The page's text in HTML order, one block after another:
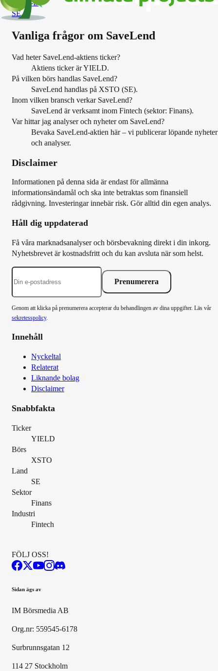
INVE-B
SE
Vanliga frågor om SaveLend
Vad heter SaveLend-aktiens ticker?
Aktiens ticker är YIELD.
På vilken börs handlas SaveLend?
SaveLend handlas på XSTO (SE).
Inom vilken bransch verkar SaveLend?
SaveLend är verksamt inom Fintech (sektor: Finans).
Var hittar jag analyser och nyheter om SaveLend?
Bevaka SaveLend-aktien här – vi publicerar löpande nyheter
och analyser.
Disclaimer
Informationen på denna sida är endast för allmänna
informationsändamål och ska inte betraktas som finansiell
rådgivning. Investeringar innebär risk. Gör alltid din egen analys.
Håll dig uppdaterad
Få våra marknadsanalyser och börsbevakning direkt i din inkorg.
Nyhetsbrevet är kostnadsfritt och du kan avsluta när som helst.
Prenumerera
Genom att klicka på prenumerera accepterar du behandlingen av dina uppgifter. Läs vår
sekretesspolicy.
Innehåll
Nyckeltal
Relaterat
Liknande bolag
Disclaimer
Snabbfakta
Ticker
YIELD
Börs
XSTO
Land
SE
Sektor
Finans
Industri
Fintech
FÖLJ OSS!
Sidan ägs av
IM Börsmedia AB
Org.nr: 559545-6178
Surbrunnsgatan 12
114 27 Stockholm